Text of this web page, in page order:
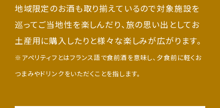
地域限定のお酒も取り揃えているので対象施設を
巡ってご当地性を楽しんだり、旅の思い出としてお
土産用に購入したりと様々な楽しみが広がります。
※アペリティフとはフランス語で食前酒を意味し、夕食前に軽くお
つまみやドリンクをいただくことを指します。